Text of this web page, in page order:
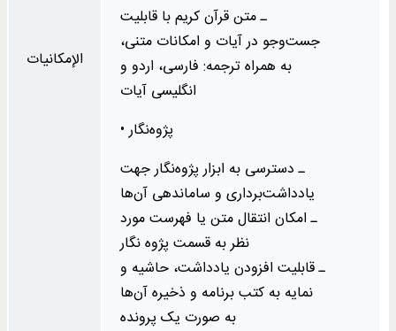
الإمكانيات
ـ متن قرآن کریم با قابلیت
جست‌وجو در آیات و امکانات متنی،
به همراه ترجمه: فارسی، اردو و
انگلیسی آیات
• پژوه‌نگار
ـ دسترسی به ابزار پژوه‌نگار جهت
یادداشت‌برداری و ساماندهی آن‌ها
ـ امكان انتقال متن یا فهرست مورد
نظر به قسمت پژوه نگار
ـ قابلیت افزودن یادداشت، حاشیه و
نمایه به کتب برنامه و ذخیره آن‌ها
به صورت یک پرونده